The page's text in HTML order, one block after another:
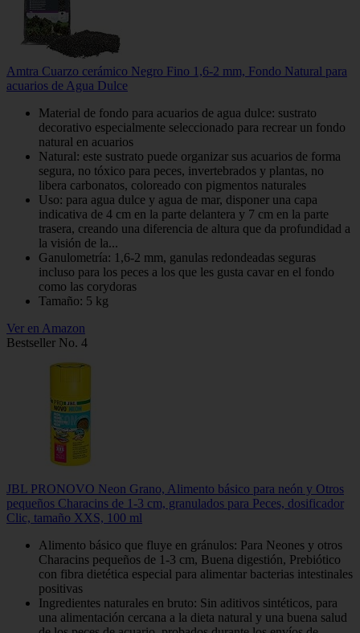
Amtra Cuarzo cerámico Negro Fino 1,6-2 mm, Fondo Natural para
acuarios de Agua Dulce
Material de fondo para acuarios de agua dulce: sustrato
decorativo especialmente seleccionado para recrear un fondo
natural en acuarios
Natural: este sustrato puede organizar sus acuarios de forma
segura, no tóxico para peces, invertebrados y plantas, no
libera carbonatos, coloreado con pigmentos naturales
Uso: para agua dulce y agua de mar, disponer una capa
indicativa de 4 cm en la parte delantera y 7 cm en la parte
trasera, creando una diferencia de altura que da profundidad a
la visión de la...
Ganulometría: 1,6-2 mm, ganulas redondeadas seguras
incluso para los peces a los que les gusta cavar en el fondo
como las corydoras
Tamaño: 5 kg
Ver en Amazon
Bestseller No. 4
JBL PRONOVO Neon Grano, Alimento básico para neón y Otros
pequeños Characins de 1-3 cm, granulados para Peces, dosificador
Clic, tamaño XXS, 100 ml
Alimento básico que fluye en gránulos: Para Neones y otros
Characins pequeños de 1-3 cm, Buena digestión, Prebiótico
con fibra dietética especial para alimentar bacterias intestinales
positivas
Ingredientes naturales en bruto: Sin aditivos sintéticos, para
una alimentación cercana a la dieta natural y una buena salud